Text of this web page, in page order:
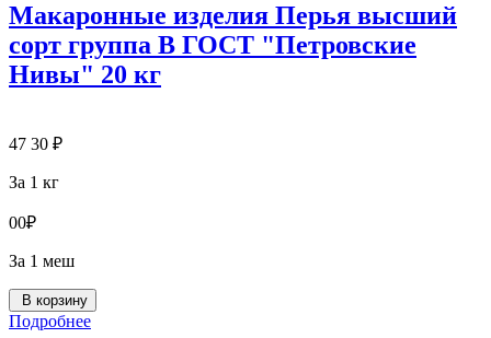
Макаронные изделия Перья высший
сорт группа В ГОСТ "Петровские
Нивы" 20 кг
47 30 ₽
За 1 кг
00₽
За 1 меш
В корзину
Подробнее